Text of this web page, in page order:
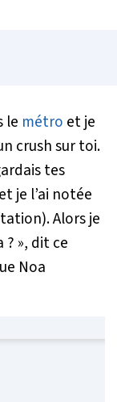
le métro et je
crush sur toi.
tes
je l’ai notée
Alors je
? », dit ce
Noa